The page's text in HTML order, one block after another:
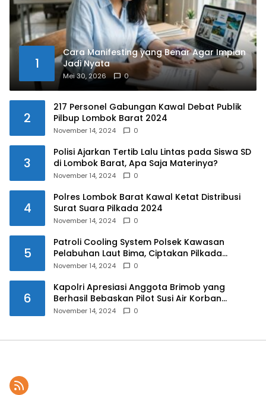
1
Cara Manifesting yang Benar Agar Impian
Jadi Nyata
Mei 30, 2026 0
2
217 Personel Gabungan Kawal Debat Publik
Pilbup Lombok Barat 2024
November 14, 2024 0
3
Polisi Ajarkan Tertib Lalu Lintas pada Siswa SD
di Lombok Barat, Apa Saja Materinya?
November 14, 2024 0
4
Polres Lombok Barat Kawal Ketat Distribusi
Surat Suara Pilkada 2024
November 14, 2024 0
5
Patroli Cooling System Polsek Kawasan
Pelabuhan Laut Bima, Ciptakan Pilkada
Serentak 2024 yang Aman dan Damai
November 14, 2024 0
6
Kapolri Apresiasi Anggota Brimob yang
Berhasil Bebaskan Pilot Susi Air Korban
Penyanderaan KKB
November 14, 2024 0